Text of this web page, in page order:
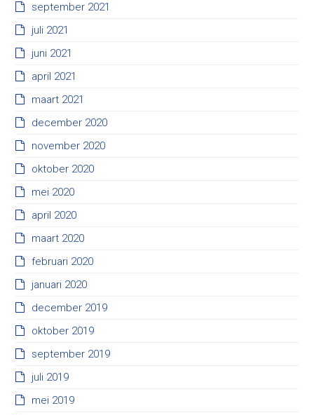
september 2021
juli 2021
juni 2021
april 2021
maart 2021
december 2020
november 2020
oktober 2020
mei 2020
april 2020
maart 2020
februari 2020
januari 2020
december 2019
oktober 2019
september 2019
juli 2019
mei 2019